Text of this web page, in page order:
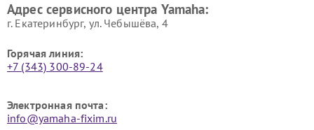
Адрес сервисного центра Yamaha:
г. Екатеринбург, ул. Чебышёва, 4
Горячая линия:
+7 (343) 300-89-24
Электронная почта:
info@yamaha-fixim.ru